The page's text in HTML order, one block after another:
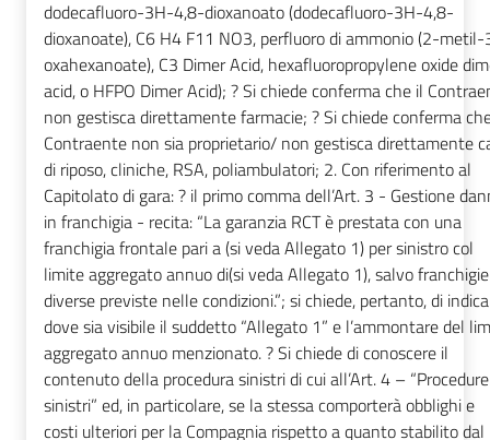
dodecafluoro-3H-4,8-dioxanoato (dodecafluoro-3H-4,8-
dioxanoate), C6 H4 F11 NO3, perfluoro di ammonio (2-
oxahexanoate), C3 Dimer Acid, hexafluoropropylene oxide
acid, o HFPO Dimer Acid); ? Si chiede conferma che il
non gestisca direttamente farmacie; ? Si chiede conferma
Contraente non sia proprietario/ non gestisca direttamente
di riposo, cliniche, RSA, poliambulatori; 2. Con riferimento al
Capitolato di gara: ? il primo comma dell’Art. 3 - Gestione
in franchigia - recita: “La garanzia RCT è prestata con una
franchigia frontale pari a (si veda Allegato 1) per sinistro col
limite aggregato annuo di(si veda Allegato 1), salvo franchigie
diverse previste nelle condizioni.”; si chiede, pertanto, di
dove sia visibile il suddetto “Allegato 1” e l’ammontare del
aggregato annuo menzionato. ? Si chiede di conoscere il
contenuto della procedura sinistri di cui all’Art. 4 – “Procedure
sinistri” ed, in particolare, se la stessa comporterà obblighi e
costi ulteriori per la Compagnia rispetto a quanto stabilito dal